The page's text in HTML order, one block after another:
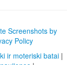
Screenshots by
Policy
ir moteriski batai |